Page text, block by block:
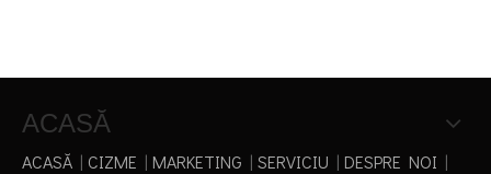
ACASĂ
ACASĂ | CIZME | MARKETING | SERVICIU | DESPRE NOI |